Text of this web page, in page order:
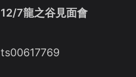
12/7龍之谷見面會
ts00617769